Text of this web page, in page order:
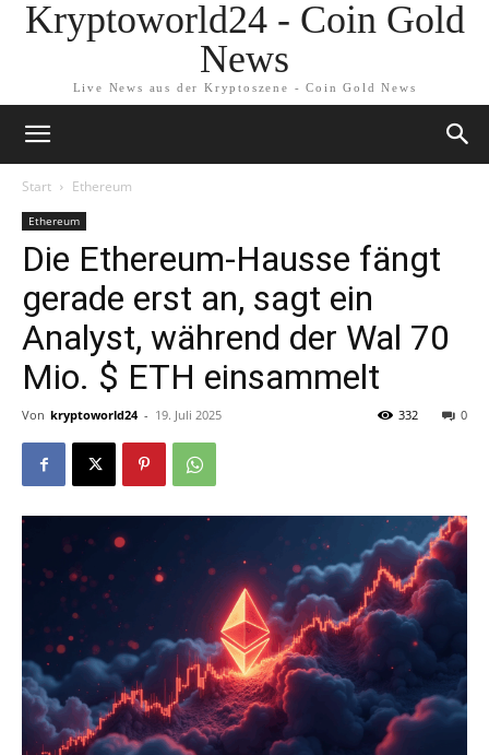
Kryptoworld24 - Coin Gold
News
Live News aus der Kryptoszene - Coin Gold News
Start Ethereum
Ethereum
Die Ethereum-Hausse fängt
gerade erst an, sagt ein
Analyst, während der Wal 70
Mio. $ ETH einsammelt
Von kryptoworld24 - 19. Juli 2025 0
332